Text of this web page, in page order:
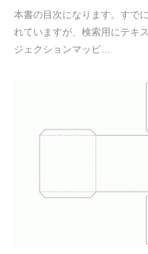
本書の目次になります。すで
れていますが、検索用にテキ
ジェクションマッピ…